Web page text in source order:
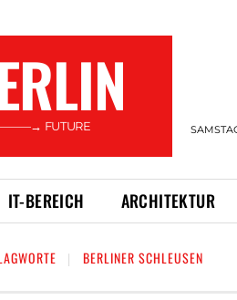
FUTURE
IT-BEREICH ARCHITEKTUR
BERLINER SCHLEUSEN